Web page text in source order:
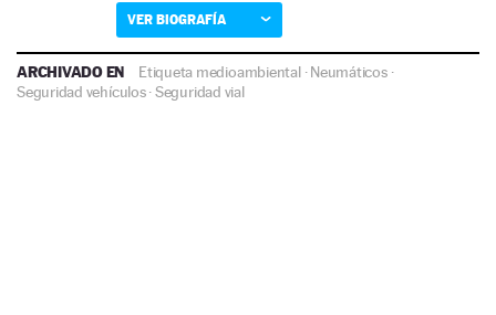
VER BIOGRAFÍA
ARCHIVADO EN Etiqueta medioambiental·Neumáticos·
Seguridad vehículos·Seguridad vial